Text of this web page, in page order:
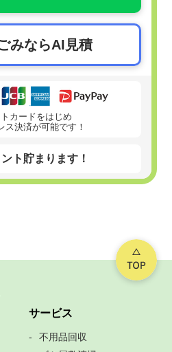
みならAI見積
カードをはじめ
ス決済が可能です！
ト貯まります！
サービス
不用品回収